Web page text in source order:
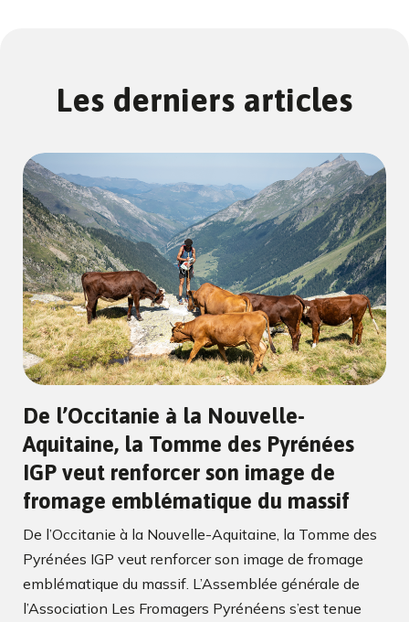
Les derniers articles
De l’Occitanie à la Nouvelle-
Aquitaine, la Tomme des Pyrénées
IGP veut renforcer son image de
fromage emblématique du massif
De l’Occitanie à la Nouvelle-Aquitaine, la Tomme des
Pyrénées IGP veut renforcer son image de fromage
emblématique du massif. L’Assemblée générale de
l’Association Les Fromagers Pyrénéens s’est tenue